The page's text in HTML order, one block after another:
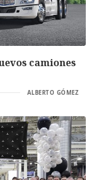
camiones
ALBERTO GÓMEZ